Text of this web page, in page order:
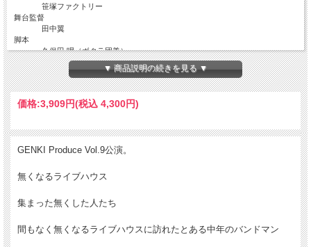
笹塚ファクトリー
舞台監督
田中翼
脚本
久保田 唱（ボクラ団義）
演出
西秋元喜
出演
紀 知幸 三井太一 岡村まきすけ
西秋元喜
▼ 商品説明の続きを見る ▼
価格:3,909円(税込 4,300円)
GENKI Produce Vol.9公演。
無くなるライブハウス
集まった無くした人たち
間もなく無くなるライブハウスに訪れたとある中年のバンドマン